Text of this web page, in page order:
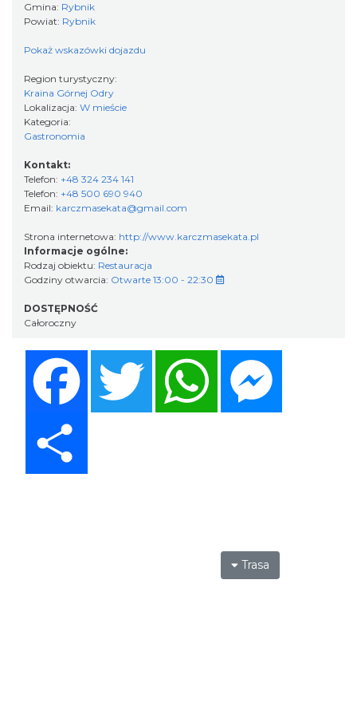
Gmina: Rybnik
Powiat: Rybnik
Pokaż wskazówki dojazdu
Region turystyczny:
Kraina Górnej Odry
Lokalizacja: W mieście
Kategoria:
Gastronomia
Kontakt:
Telefon: +48 324 234 141
Telefon: +48 500 690 940
Email: karczmasekata@gmail.com
Strona internetowa: http://www.karczmasekata.pl
Informacje ogólne:
Rodzaj obiektu: Restauracja
Godziny otwarcia: Otwarte 13:00 - 22:30
DOSTĘPNOŚĆ
Całoroczny
Twitter WhatsApp
Trasa